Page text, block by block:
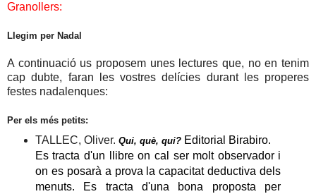
Granollers:
Llegim per Nadal
A continuació us proposem unes lectures que, no en tenim
cap dubte, faran les vostres delícies durant les properes
festes nadalenques:
Per els més petits:
TALLEC, Oliver. Qui, què, qui? Editorial Birabiro.
Es tracta d'un llibreon cal ser molt observador i
on es posarà a prova la capacitat deductiva dels
menuts.
Es tracta d'una bona proposta per